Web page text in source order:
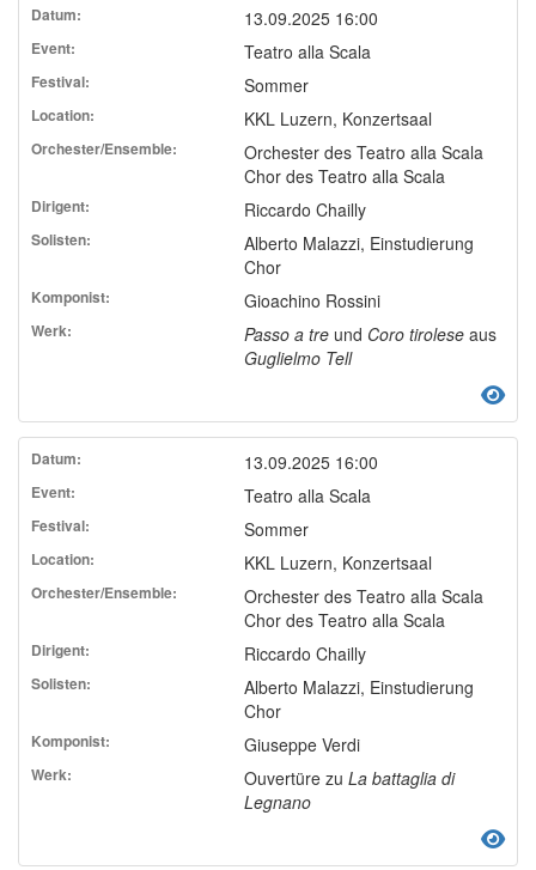
13.09.2025 16:00
Teatro alla Scala
Sommer
KKL Luzern, Konzertsaal
Orchester des Teatro alla Scala
Chor des Teatro alla Scala
Riccardo Chailly
Alberto Malazzi, Einstudierung
Chor
Gioachino Rossini
Passo a tre und Coro tirolese aus
Guglielmo Tell
13.09.2025 16:00
Teatro alla Scala
Sommer
KKL Luzern, Konzertsaal
Orchester des Teatro alla Scala
Chor des Teatro alla Scala
Riccardo Chailly
Alberto Malazzi, Einstudierung
Chor
Giuseppe Verdi
Ouvertüre zuLa battaglia di
Legnano